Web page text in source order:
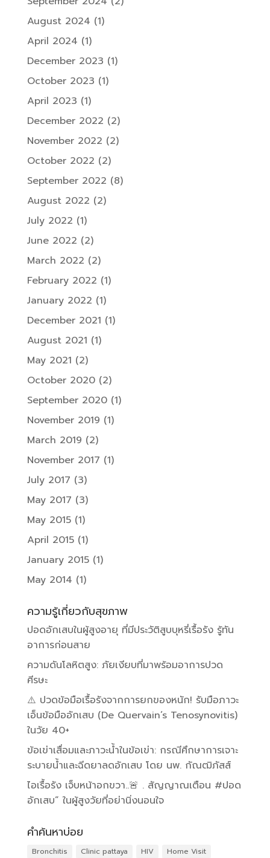
August 2024 (1)
April 2024 (1)
December 2023 (1)
October 2023 (1)
April 2023 (1)
December 2022 (2)
November 2022 (2)
October 2022 (2)
September 2022 (8)
August 2022 (2)
July 2022 (1)
June 2022 (2)
March 2022 (2)
February 2022 (1)
January 2022 (1)
December 2021 (1)
August 2021 (1)
May 2021 (2)
October 2020(2)
September 2020(1)
November 2019 (1)
March 2019 (2)
November 2017 (1)
July 2017 (3)
May 2017 (3)
May 2015(1)
April 2015(1)
January 2015(1)
May 2014 (1)
ความรู้เกี่ยวกับสุขภาพ
ปอดอักเสบในผู้สูงอายุ ที่มีประวัติสูบบุหรี่เรื้อรัง รู้ทัน
อาการก่อนสาย
ความดันโลหิตสูง: ภัยเงียบที่มาพร้อมอาการปวด
ศีรษะ
⚠️ ปวดข้อมือเรื้อรังจากการยกของหนัก! รับมือภาวะ
เอ็นข้อมืออักเสบ (De Quervain’s Tenosynovitis)
ในวัย 40+
ข้อเข่าเสื่อมและภาวะน้ำในข้อเข่า: กรณีศึกษาการเจาะ
ระบายน้ำและฉีดยาลดอักเสบ โดย นพ. กัณฒิภัสส์
ไอเรื้อรัง เจ็บหน้าอกขวา..🚨 . สัญญาณเตือน #ปอด
อักเสบ” ในผู้สูงวัยที่อย่านิ่งนอนใจ
คำค้นหาบ่อย
Bronchitis Clinic pattaya HIV
Home Visit